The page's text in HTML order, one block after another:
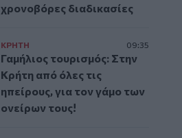
χρονοβόρες διαδικασίες
ΚΡΗΤΗ 09:35
Γαμήλιος τουρισμός: Στην
Κρήτη από όλες τις
ηπείρους, για τον γάμο των
ονείρων τους!